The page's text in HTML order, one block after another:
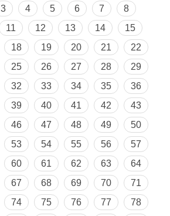
3 4 5 6 7
8
11 12 13 14
15
18 19 20 21
22
25 26 27 28
29
32 33 34 35
36
39 40 41 42
43
46 47 48 49
50
53 54 55 56
57
60 61 62 63
64
67 68 69 70
71
74 75 76 77
78